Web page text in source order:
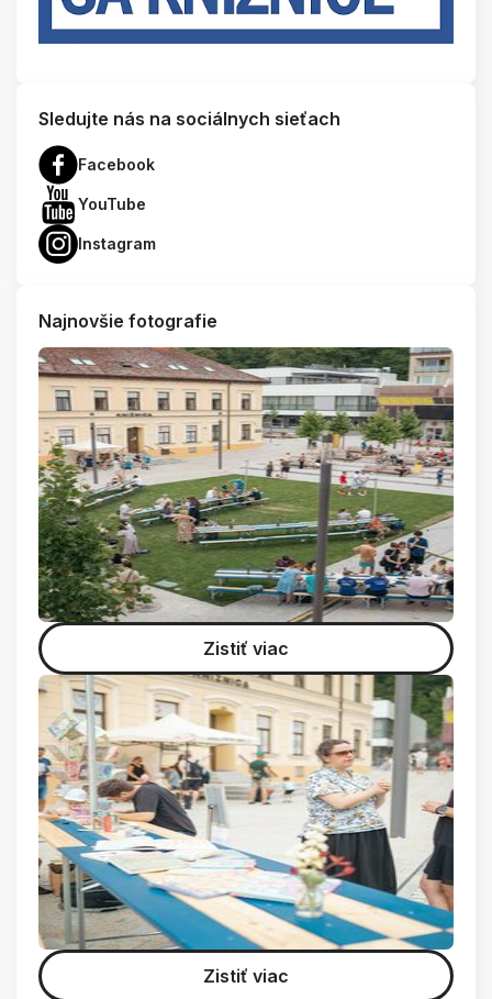
Sledujte nás na sociálnych sieťach
Facebook
YouTube
Instagram
Najnovšie fotografie
Zistiť viac
Zistiť viac